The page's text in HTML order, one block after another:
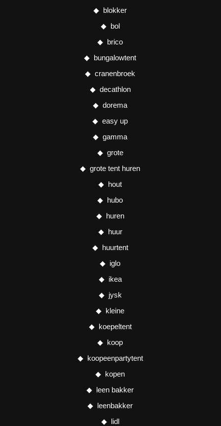
blokker
bol
brico
bungalowtent
cranenbroek
decathlon
dorema
easy up
gamma
grote
grote tent huren
hout
hubo
huren
huur
huurtent
iglo
ikea
jysk
kleine
koepeltent
koop
koopeenpartytent
kopen
leen bakker
leenbakker
lidl